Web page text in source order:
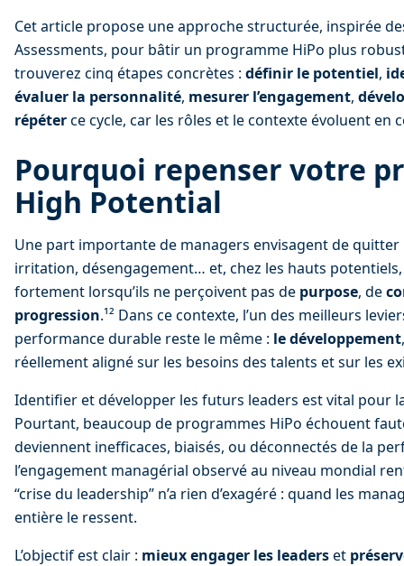
Cet article propose une approche structurée, inspirée
Assessments, pour bâtir un programme HiPo plus
trouverez cinq étapes concrètes : définir le potentiel,
évaluer la personnalité, mesurer l’engagement,
répéter ce cycle, car les rôles et le contexte évoluent en
Pourquoi repenser votre
High Potential
Une part importante de managers envisagent de
irritation, désengagement… et, chez les hauts
fortement lorsqu’ils ne perçoivent pas de purpose, de
progression.¹² Dans ce contexte, l’un des meilleurs
performance durable reste le même : le développement
réellement aligné sur les besoins des talents et sur les
Identifier et développer les futurs leaders est vital pour
Pourtant, beaucoup de programmes HiPo échouent
deviennent inefficaces, biaisés, ou déconnectés de la
l’engagement managérial observé au niveau mondial
“crise du leadership” n’a rien d’exagéré : quand les
entière le ressent.
L’objectif est clair : mieux engager les leaders et